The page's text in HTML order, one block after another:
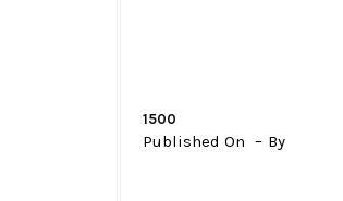
1500
Published On By